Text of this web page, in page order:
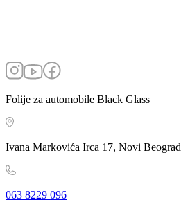
Folije za automobile Black Glass
Ivana Markovića Irca 17, Novi Beograd
063 8229 096